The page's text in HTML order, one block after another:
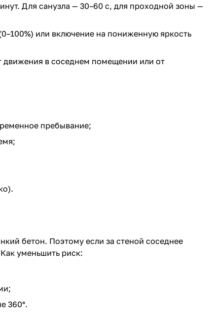
Для санузла — 30–60 с, для проходной зоны —
или включение на пониженную яркость
движения в соседнем помещении или от
пребывание;
бетон. Поэтому если за стеной соседнее
уменьшить риск:
360°.